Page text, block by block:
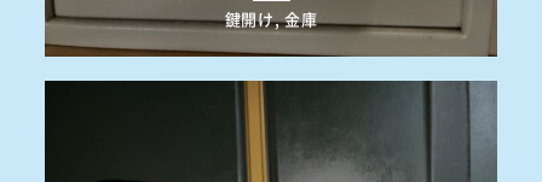
鍵開け, 金庫